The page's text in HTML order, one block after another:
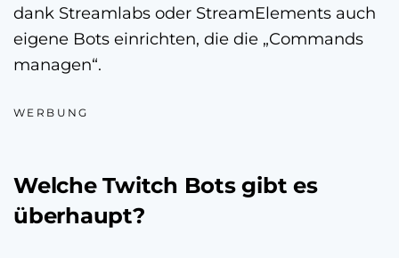
dank Streamlabs oder StreamElements auch
eigene Bots einrichten, die die „Commands
managen“.
WERBUNG
Welche Twitch Bots gibt es
überhaupt?